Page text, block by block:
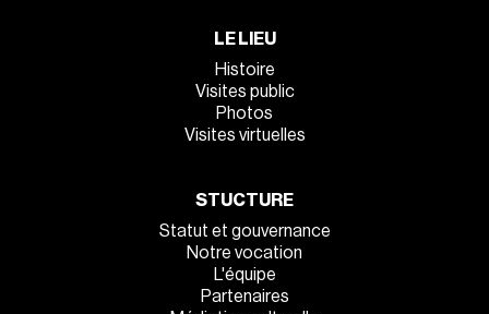
LE LIEU
Histoire
Visites public
Photos
Visites virtuelles
STUCTURE
Statut et gouvernance
Notre vocation
L'équipe
Partenaires